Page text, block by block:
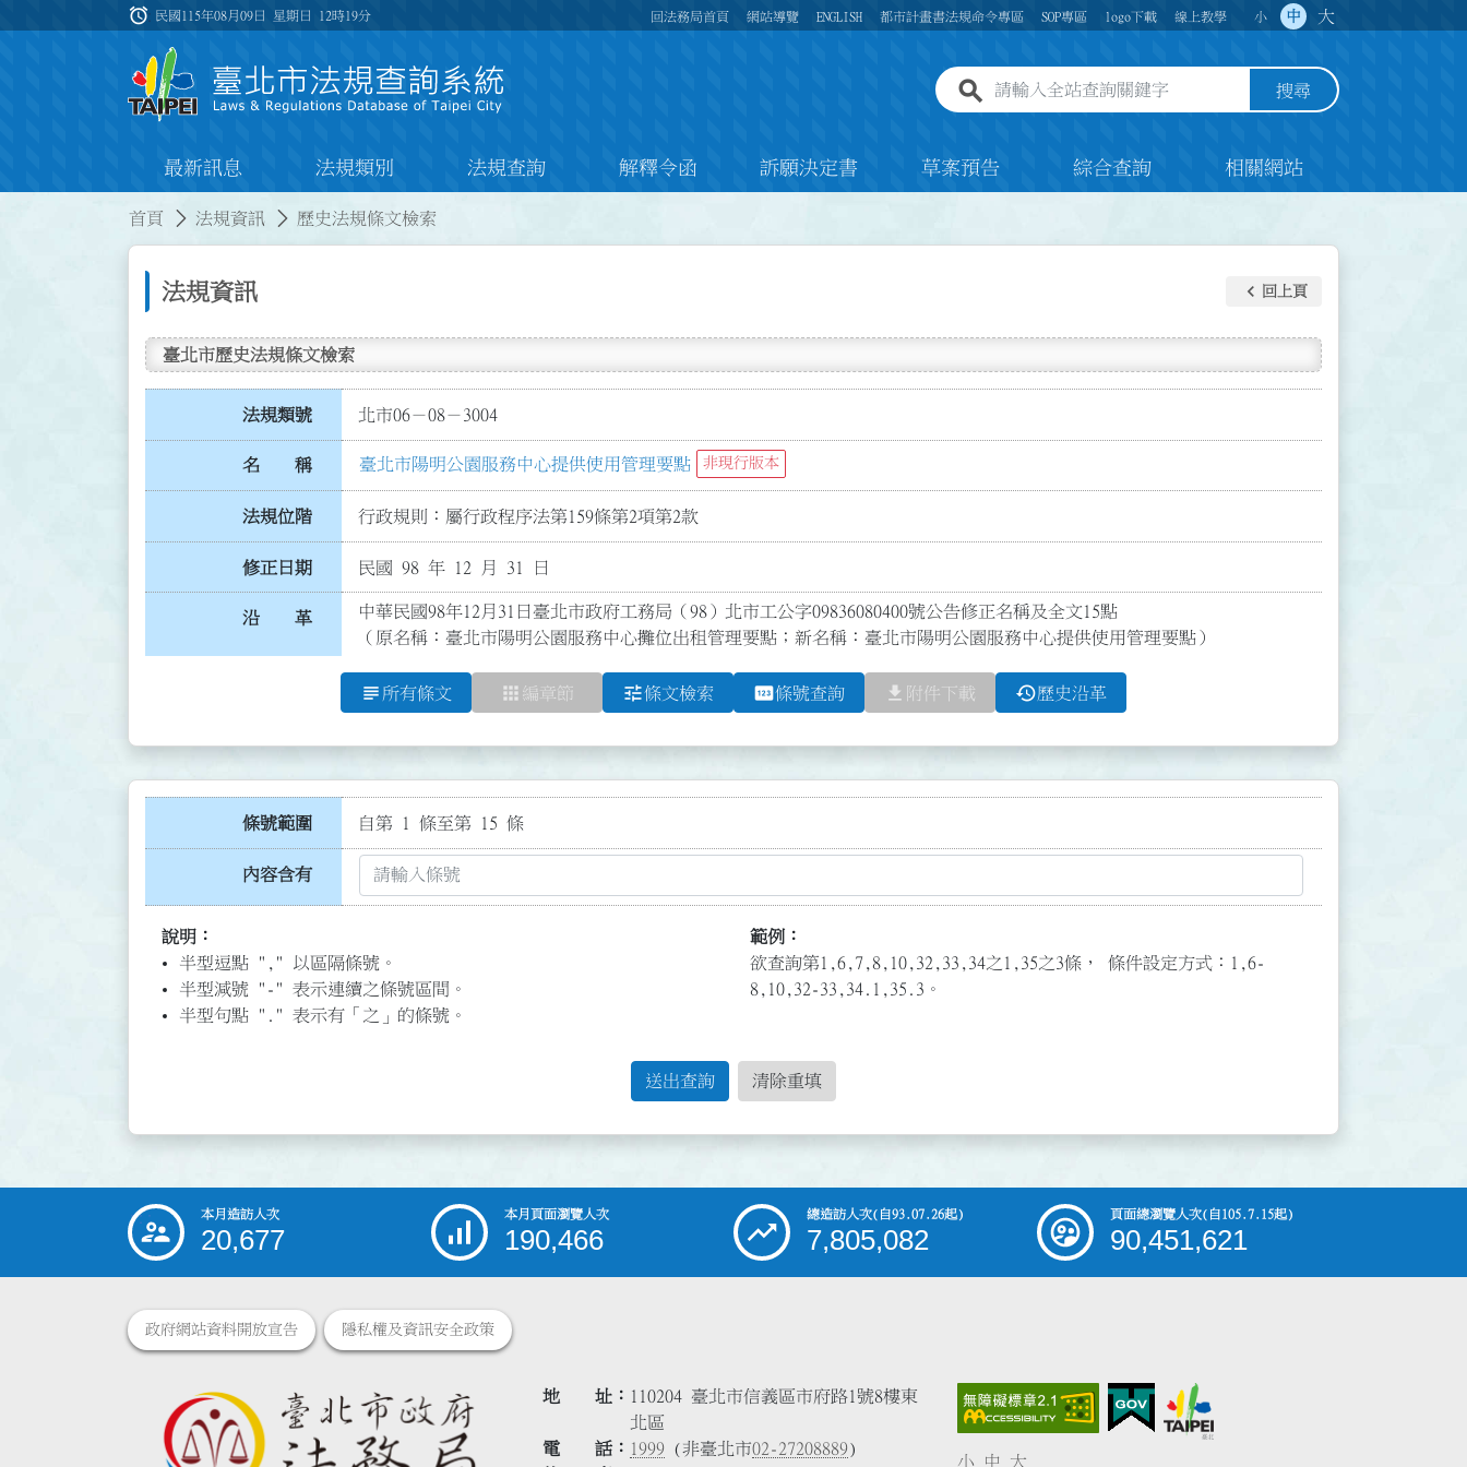
:::
alarm 民國115年08月09日 星期日 12時19分 回法務局首頁 網站導覽 ENGLISH 都市計畫書法規命令專區 SOP專區 logo下載 線上教學 小 中 大
全站查詢關鍵字欄位 搜尋
最新訊息 法規類別 法規查詢 解釋令函 訴願決定書 草案預告 綜合查詢 相關網站
首頁 法規資訊 歷史法規條文檢索
法規資訊 keyboard_arrow_left 回上頁
臺北市歷史法規條文檢索
法規類號 北市06－08－3004
名 稱 臺北市陽明公園服務中心提供使用管理要點 非現行版本
法規位階 行政規則：屬行政程序法第159條第2項第2款
修正日期 民國 98 年 12 月 31 日
沿 革
中華民國98年12月31日臺北市政府工務局（98）北市工公字09836080400號公告修正名稱及全文15點
（原名稱：臺北市陽明公園服務中心攤位出租管理要點；新名稱：臺北市陽明公園服務中心提供使用管理要點）
subject 所有條文 apps 編章節 tune條文檢索 pin條號查詢 file_download 附件下載 history歷史沿革
條號範圍 自第 1 條至第 15 條
內容含有
說明：
半型逗點 "," 以區隔條號。
半型減號 "-" 表示連續之條號區間。
半型句點 "." 表示有「之」的條號。
範例：
欲查詢第1,6,7,8,10,32,33,34之1,35之3條， 條件設定方式：1,6-
8,10,32-33,34.1,35.3。
送出查詢 清除重填
::: 本月造訪人次
20,677
本月頁面瀏覽人次
190,466
總造訪人次(自93.07.26起)
7,805,082
頁面總瀏覽人次(自105.7.15起)
90,451,621
政府網站資料開放宣告 隱私權及資訊安全政策
地 址
110204 臺北市信義區市府路1號8樓東
北區
電 話
1999 (非臺北市02-27208889)
小 中 大